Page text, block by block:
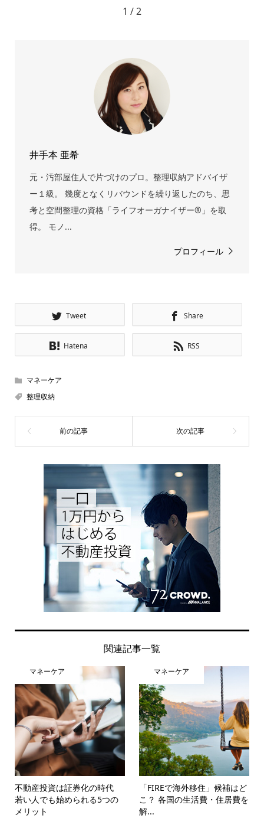
1 / 2
井手本 亜希
元・汚部屋住人で片づけのプロ。整理収納アドバイザ
ー１級。 幾度となくリバウンドを繰り返したのち、思
考と空間整理の資格「ライフオーガナイザー®」を取
得。 モノ...
プロフィール
Tweet Share
Hatena RSS
マネーケア
整理収納
関連記事一覧
マネーケア
不動産投資は証券化の時代
若い人でも始められる5つの
メリット
マネーケア
「FIREで海外移住」候補はど
こ？ 各国の生活費・住居費を
解...